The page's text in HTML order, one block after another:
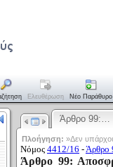
Ελευθέρωση Νέο Παράθυρο
Άρθρο 99:…